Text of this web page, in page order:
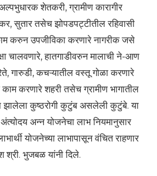
शेतकरी, ग्रामीण कारागीर
सुतार तसेच झोपडपट्टीतील रहिवासी
काम करुन उपजीविका करणारे नागरीक जसे
चालवणारे, हातगाडीवरुन मालाची ने-आण
कचऱ्यातील वस्तू गोळा करणारे
करणारे शहरी तसेच ग्रामीण भागातील
झालेला कुष्ठरोगी कुटुंब असलेली कुटुंबे. या
अन्न योजनेचा लाभ नियमानुसार
योजनेच्या लाभापासून वंचित राहणार
श्री. भुजबळ यांनी दिले.